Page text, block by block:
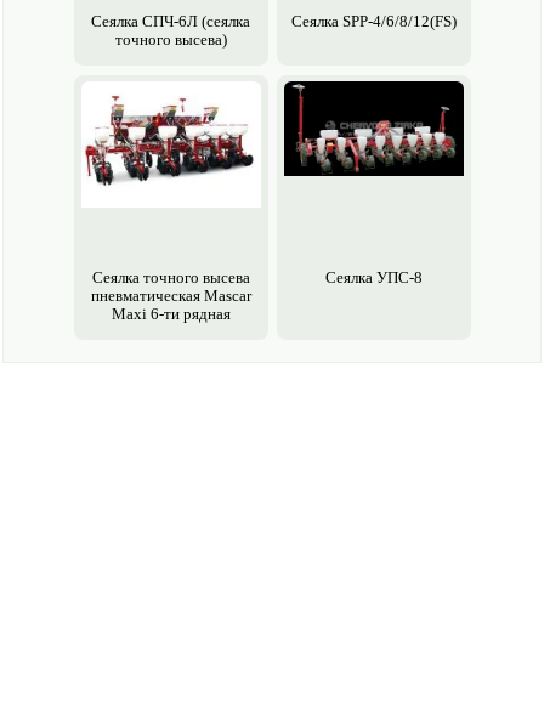
Сеялка СПЧ-6Л (сеялка
точного высева)
Сеялка SPP-4/6/8/12(FS)
Сеялка точного высева
пневматическая Mascar
Maxi 6-ти рядная
Сеялка УПС-8